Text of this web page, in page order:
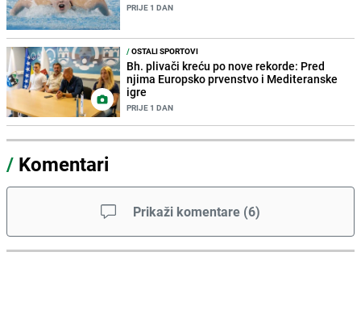
PRIJE 1 DAN
/OSTALI SPORTOVI
Bh. plivači kreću po nove rekorde: Pred
njima Europsko prvenstvo i Mediteranske
igre
PRIJE 1 DAN
/ Komentari
Prikaži komentare (6)